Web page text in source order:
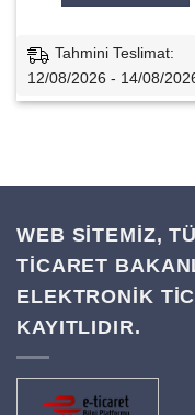
Tahmini Teslimat:
12/08/2026 - 14/08/
WEB SİTEMİZ,
TİCARET
ELEKTRONİK
KAYITLIDIR.